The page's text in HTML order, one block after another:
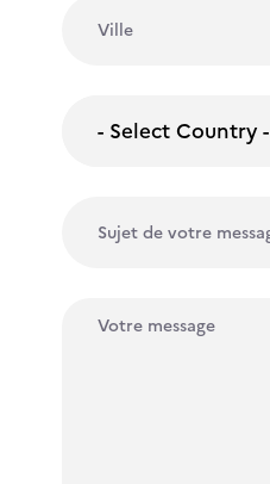
- Select Country -